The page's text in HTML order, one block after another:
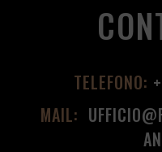
TELEFONO:
MAIL: